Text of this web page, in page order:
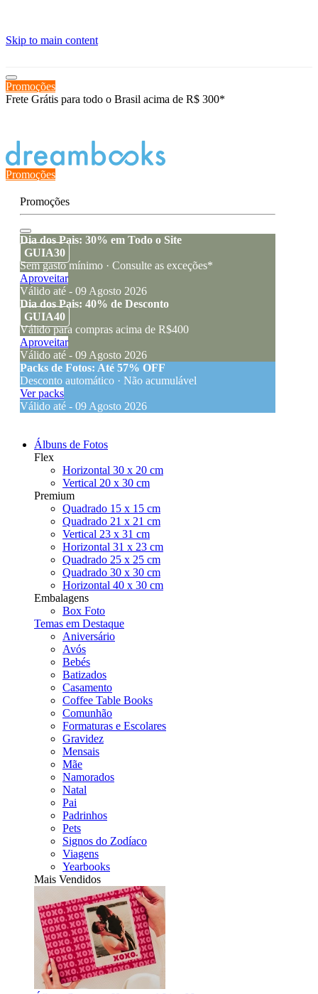
Skip to main content
Promoções
Frete Grátis para todo o Brasil acima de R$ 300*
Promoções
Promoções
Dia dos Pais: 30% em Todo o Site
GUIA30
Sem gasto mínimo · Consulte as exceções*
Aproveitar
Válido até - 09 Agosto 2026
Dia dos Pais: 40% de Desconto
GUIA40
Válido para compras acima de R$400
Aproveitar
Válido até - 09 Agosto 2026
Packs de Fotos: Até 57% OFF
Desconto automático · Não acumulável
Ver packs
Válido até - 09 Agosto 2026
Álbuns de Fotos
Flex
Horizontal 30 x 20 cm
Vertical 20 x 30 cm
Premium
Quadrado 15 x 15 cm
Quadrado 21 x 21 cm
Vertical 23 x 31 cm
Horizontal 31 x 23 cm
Quadrado 25 x 25 cm
Quadrado 30 x 30 cm
Horizontal 40 x 30 cm
Embalagens
Box Foto
Temas em Destaque
Aniversário
Avós
Bebés
Batizados
Casamento
Coffee Table Books
Comunhão
Formaturas e Escolares
Gravidez
Mensais
Mãe
Namorados
Natal
Pai
Padrinhos
Pets
Signos do Zodíaco
Viagens
Yearbooks
Mais Vendidos
≡